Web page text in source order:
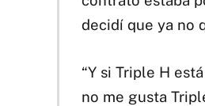
decidí que ya no
“Y si Triple H
no me gusta